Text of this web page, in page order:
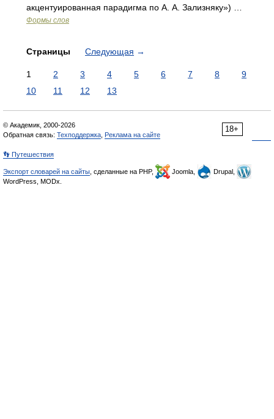
акцентуированная парадигма по А. А. Зализняку») …
Формы слов
Страницы Следующая →
1 2 3 4 5 6 7 8
9
10
11 12 13
18+
© Академик, 2000-2026
Обратная связь: Техподдержка Реклама на сайте
👣 Путешествия
Экспорт словарей на сайты , сделанные на PHP, Joomla,
Drupal,
WordPress, MODx.